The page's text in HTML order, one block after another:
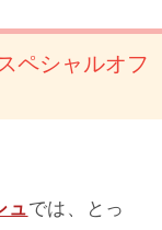
ペシャルオフ
ュでは、とっ